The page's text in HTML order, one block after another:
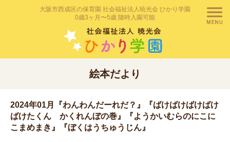
大阪市西成区の保育園 社会福祉法人暁光会 ひかり学園
0歳3ヶ月〜5歳 随時入園可能
絵本だより
2024年01月『わんわんだーれだ？』『ばけばけばけばけ
ばけたくん かくれんぼの巻』『ようかいむらのにこに
こまめまき』『ぼくはうちゅうじん』